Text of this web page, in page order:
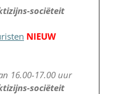
sociëteit
NIEUW
16.00-17.00 uur
sociëteit